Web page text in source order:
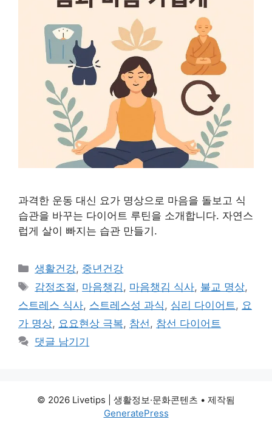
과격한 운동 대신 요가 명상으로 마음을 돌보고 식
습관을 바꾸는 다이어트 루틴을 소개합니다. 자연스
럽게 살이 빠지는 습관 만들기.
카
테
고
리
생활건강, 중년건강
태
그
감정조절 , 마음챙김 , 마음챙김 식사, 불교 명상,
스트레스 식사, 스트레스성 과식 , 심리 다이어트 , 요
가 명상, 요요현상 극복, 참선 , 참선 다이어트
댓글 남기기
© 2026 Livetips | 생활정보·문화콘텐츠 • 제작됨
GeneratePress